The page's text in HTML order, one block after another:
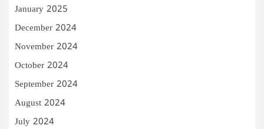
January 2025
December 2024
November 2024
October 2024
September 2024
August 2024
July 2024